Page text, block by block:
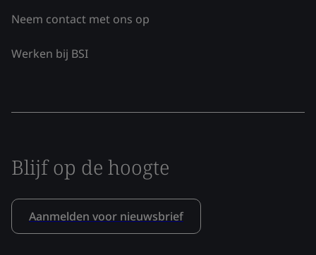
Neem contact met ons op
Werken bij BSI
Blijf op de hoogte
Aanmelden voor nieuwsbrief